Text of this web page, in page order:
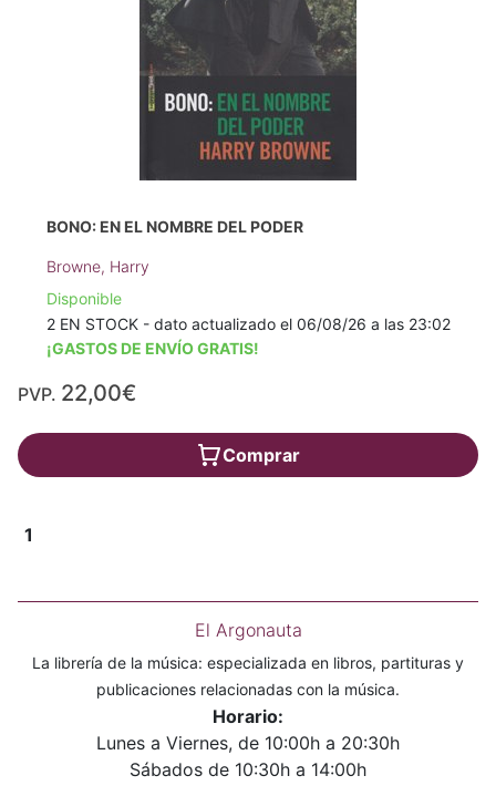
BONO: EN EL NOMBRE DEL PODER
Browne, Harry
Disponible
2 EN STOCK - dato actualizado el 06/08/26 a las 23:02
¡GASTOS DE ENVÍO GRATIS!
PVP. 22,00€
Comprar
1
El Argonauta
La librería de la música: especializada en libros, partituras y
publicaciones relacionadas con la música.
Horario:
Lunes a Viernes, de 10:00h a 20:30h
Sábados de 10:30h a 14:00h